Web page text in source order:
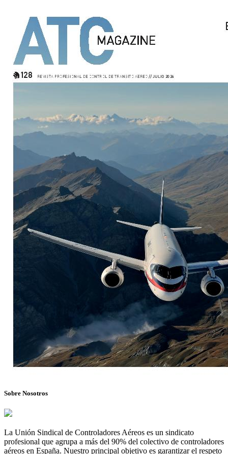
Sobre Nosotros
La Unión Sindical de Controladores Aéreos es un sindicato
profesional que agrupa a más del 90% del colectivo de controladores
aéreos en España. Nuestro principal objetivo es garantizar el respeto